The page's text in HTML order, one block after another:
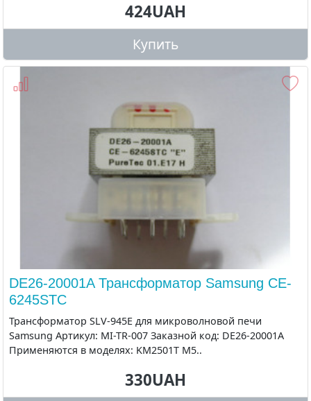
424UAH
Купить
DE26-20001A Трансформатор Samsung CE-
6245STC
Трансформатор SLV-945E для микроволновой печи
Samsung Артикул: MI-TR-007 Заказной код: DE26-20001A
Применяются в моделях: KM2501T M5..
330UAH